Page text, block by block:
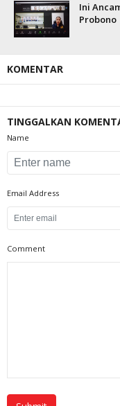
Ini
Probono
KOMENTAR
TINGGALKAN
Name
Email Address
Comment